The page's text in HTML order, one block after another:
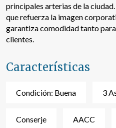
principales arterias de la
que refuerza la imagen
garantiza comodidad tanto
clientes.
Características
Condición: Buena 3
Conserje AACC
Analíticas y
Permiten realizar el
comportamiento de los
información recogida
el fin de introducir mejoras en
datos de uso que hacen los
mejorar la calidad de nuestros
mejor experiencia a través de
Marketing y publicidad